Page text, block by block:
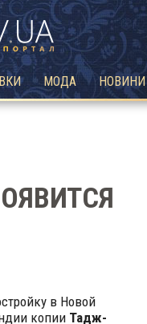
МОДА НОВИНИ
в Новой
копии Тадж-